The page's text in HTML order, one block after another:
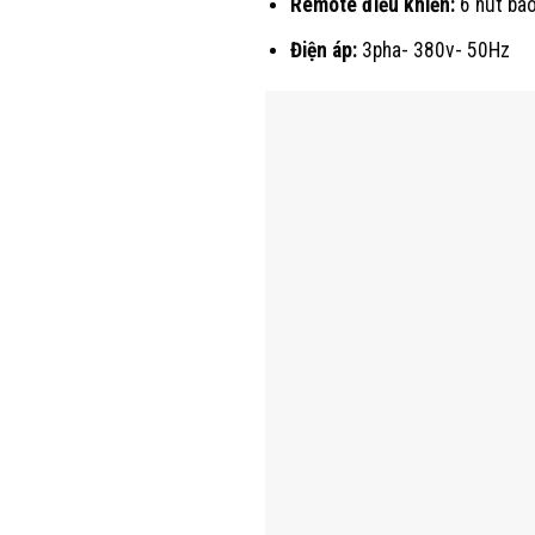
Điện áp:3pha- 380v- 50Hz